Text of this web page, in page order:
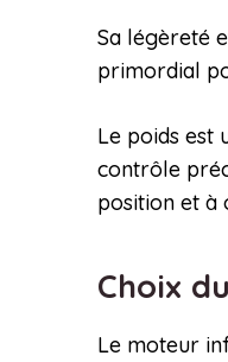
Sa légèreté
primordial
Le poids est
contrôle
position et à
Choix
Le moteur